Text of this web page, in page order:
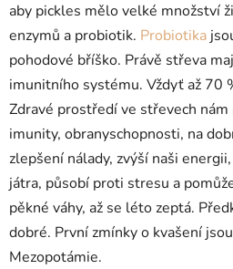
aby pickles mělo velké množství
enzymů a probiotik. Probiotika
pohodové bříško. Právě střeva
imunitního systému. Vždyť až 70
Zdravé prostředí ve střevech
imunity, obranyschopnosti, na
zlepšení nálady, zvýší naši
játra, působí proti stresu a
pěkné váhy, až se léto zeptá.
dobré. První zmínky o kvašení
Mezopotámie.